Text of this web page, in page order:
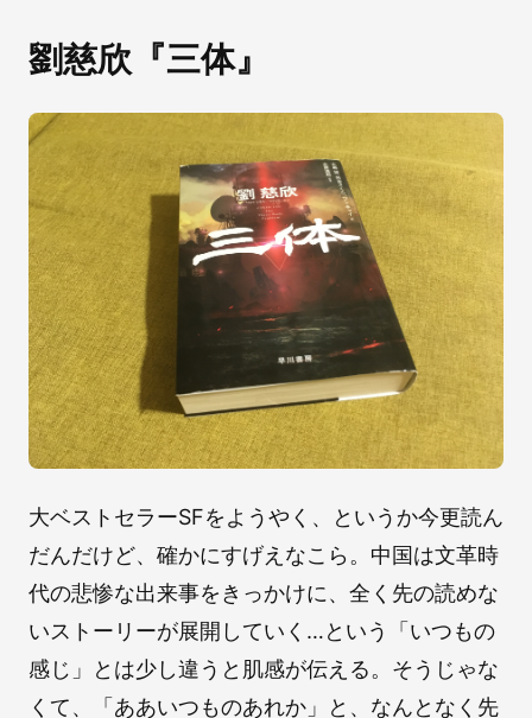
劉慈欣『三体』
大ベストセラーSFをようやく、というか今更読ん
だんだけど、確かにすげえなこら。中国は文革時
代の悲惨な出来事をきっかけに、全く先の読めな
いストーリーが展開していく…という「いつもの
感じ」とは少し違うと肌感が伝える。そうじゃな
くて、「ああいつものあれか」と、なんとなく先